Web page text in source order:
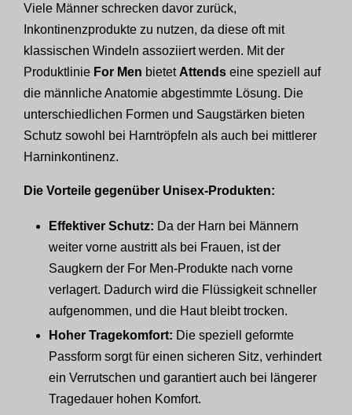
Viele Männer schrecken davor zurück,
Inkontinenzprodukte zu nutzen, da diese oft mit
klassischen Windeln assoziiert werden. Mit der
Produktlinie For Men bietet Attends eine speziell auf
die männliche Anatomie abgestimmte Lösung. Die
unterschiedlichen Formen und Saugstärken bieten
Schutz sowohl bei Harntröpfeln als auch bei mittlerer
Harninkontinenz.
Die Vorteile gegenüber Unisex-Produkten:
Effektiver Schutz: Da der Harn bei Männern
weiter vorne austritt als bei Frauen, ist der
Saugkern der For Men-Produkte nach vorne
verlagert. Dadurch wird die Flüssigkeit schneller
aufgenommen, und die Haut bleibt trocken.
Hoher Tragekomfort: Die speziell geformte
Passform sorgt für einen sicheren Sitz, verhindert
ein Verrutschen und garantiert auch bei längerer
Tragedauer hohen Komfort.